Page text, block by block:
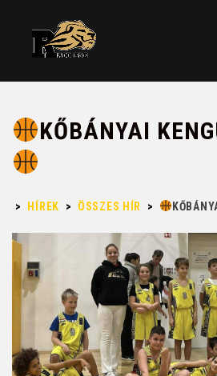
KŐBÁNYAI
> HÍREK > ÖSSZES HÍR >